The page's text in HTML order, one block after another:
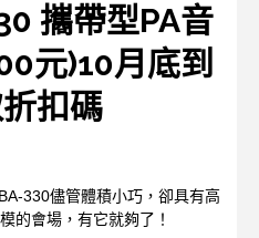
攜帶型PA音
元)10月底到
扣碼
330儘管體積小巧，卻具有高
的會場，有它就夠了！